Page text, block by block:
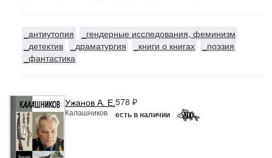
_антиутопия
_гендерные исследования, феминизм
_детектив
_драматургия _книги о книгах
_поэзия
_фантастика
Ужанов А. Е.
Калашников
578 ₽
есть в наличии